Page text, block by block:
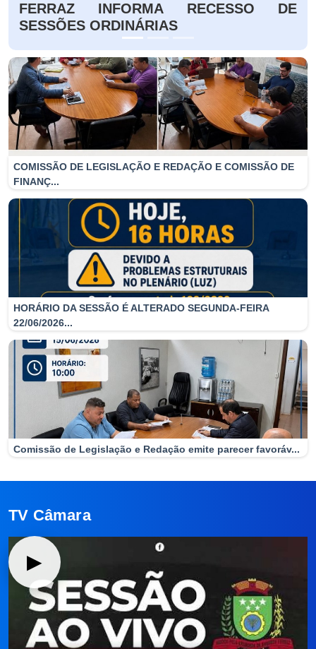
REDAÇÃO E COMISSÃO DE FINANÇAS E
ORÇAMENTO EMITEM PARECER
FAVORÁVEL À LDO 2027 E AS EMENDAS
APRESENTADAS
COMISSÃO DE LEGISLAÇÃO E REDAÇÃO E COMISSÃO DE
HORÁRIO DA SESSÃO É ALTERADO SEGUNDA-FEIRA
22/06/2026...
Comissão de Legislação e Redação emite parecer favoráv...
TV Câmara
▶